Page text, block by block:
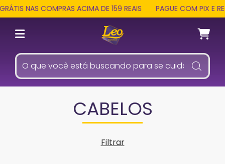
NAS COMPRAS ACIMA DE 159 REAIS PAGUE COM PIX E
CABELOS
Filtrar